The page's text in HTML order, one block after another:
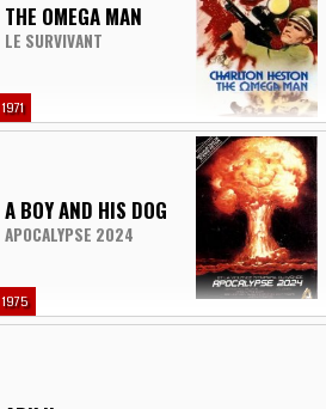
THE OMEGA MAN
LE SURVIVANT
1971
A BOY AND HIS DOG
APOCALYPSE 2024
1975